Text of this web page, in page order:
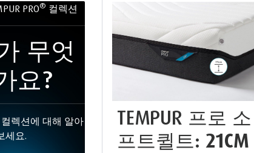
PRO® 컬렉션
무엇
요?
컬렉션에 대해 알아
세요.
TEMPUR 프로 소
프트퀼트: 21CM